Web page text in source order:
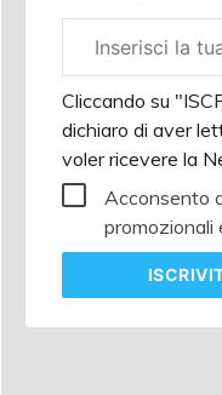
aziendale
Cliccando su
dichiaro di aver
voler ricevere la
Acconsento
promozionali